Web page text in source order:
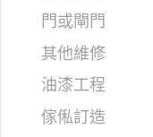
門或閘門
其他維修
油漆工程
傢俬訂造